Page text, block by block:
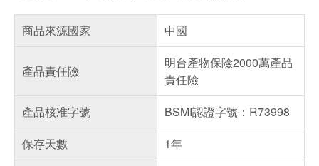
商品來源國家 中國
產品責任險
明台產物保險2000萬產品
責任險
產品核准字號
BSMI認證字號：R73998
保存天數
1年